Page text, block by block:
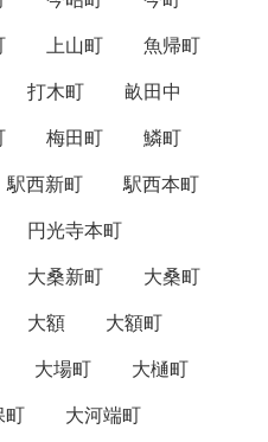
上山町
魚帰町
打木町
畝田中
梅田町
鱗町
駅西新町
駅西本町
円光寺本町
大桑新町
大桑町
大額
大額町
大場町
大樋町
町
大河端町